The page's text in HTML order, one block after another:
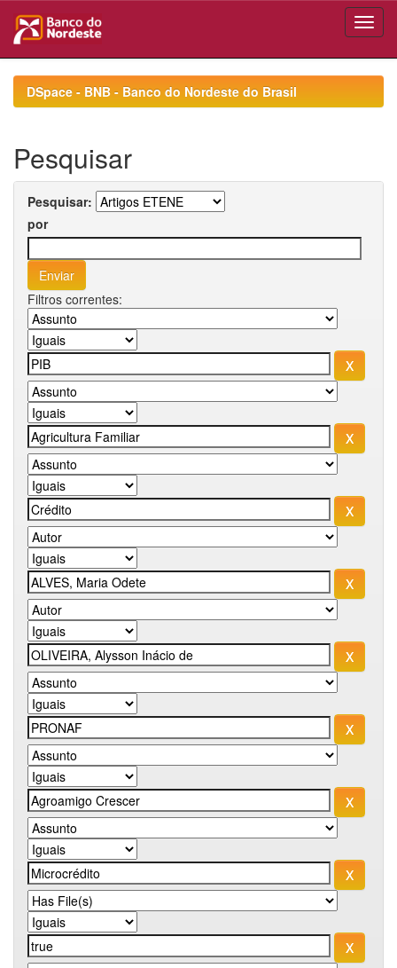
navigationDSpace - BNB - Banco do Nordeste do Brasil
Pesquisar
Pesquisar:
por
Filtros correntes: